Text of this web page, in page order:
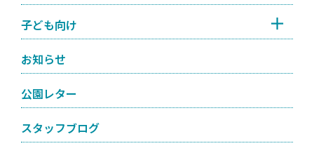
子ども向け
お知らせ
公園レター
スタッフブログ